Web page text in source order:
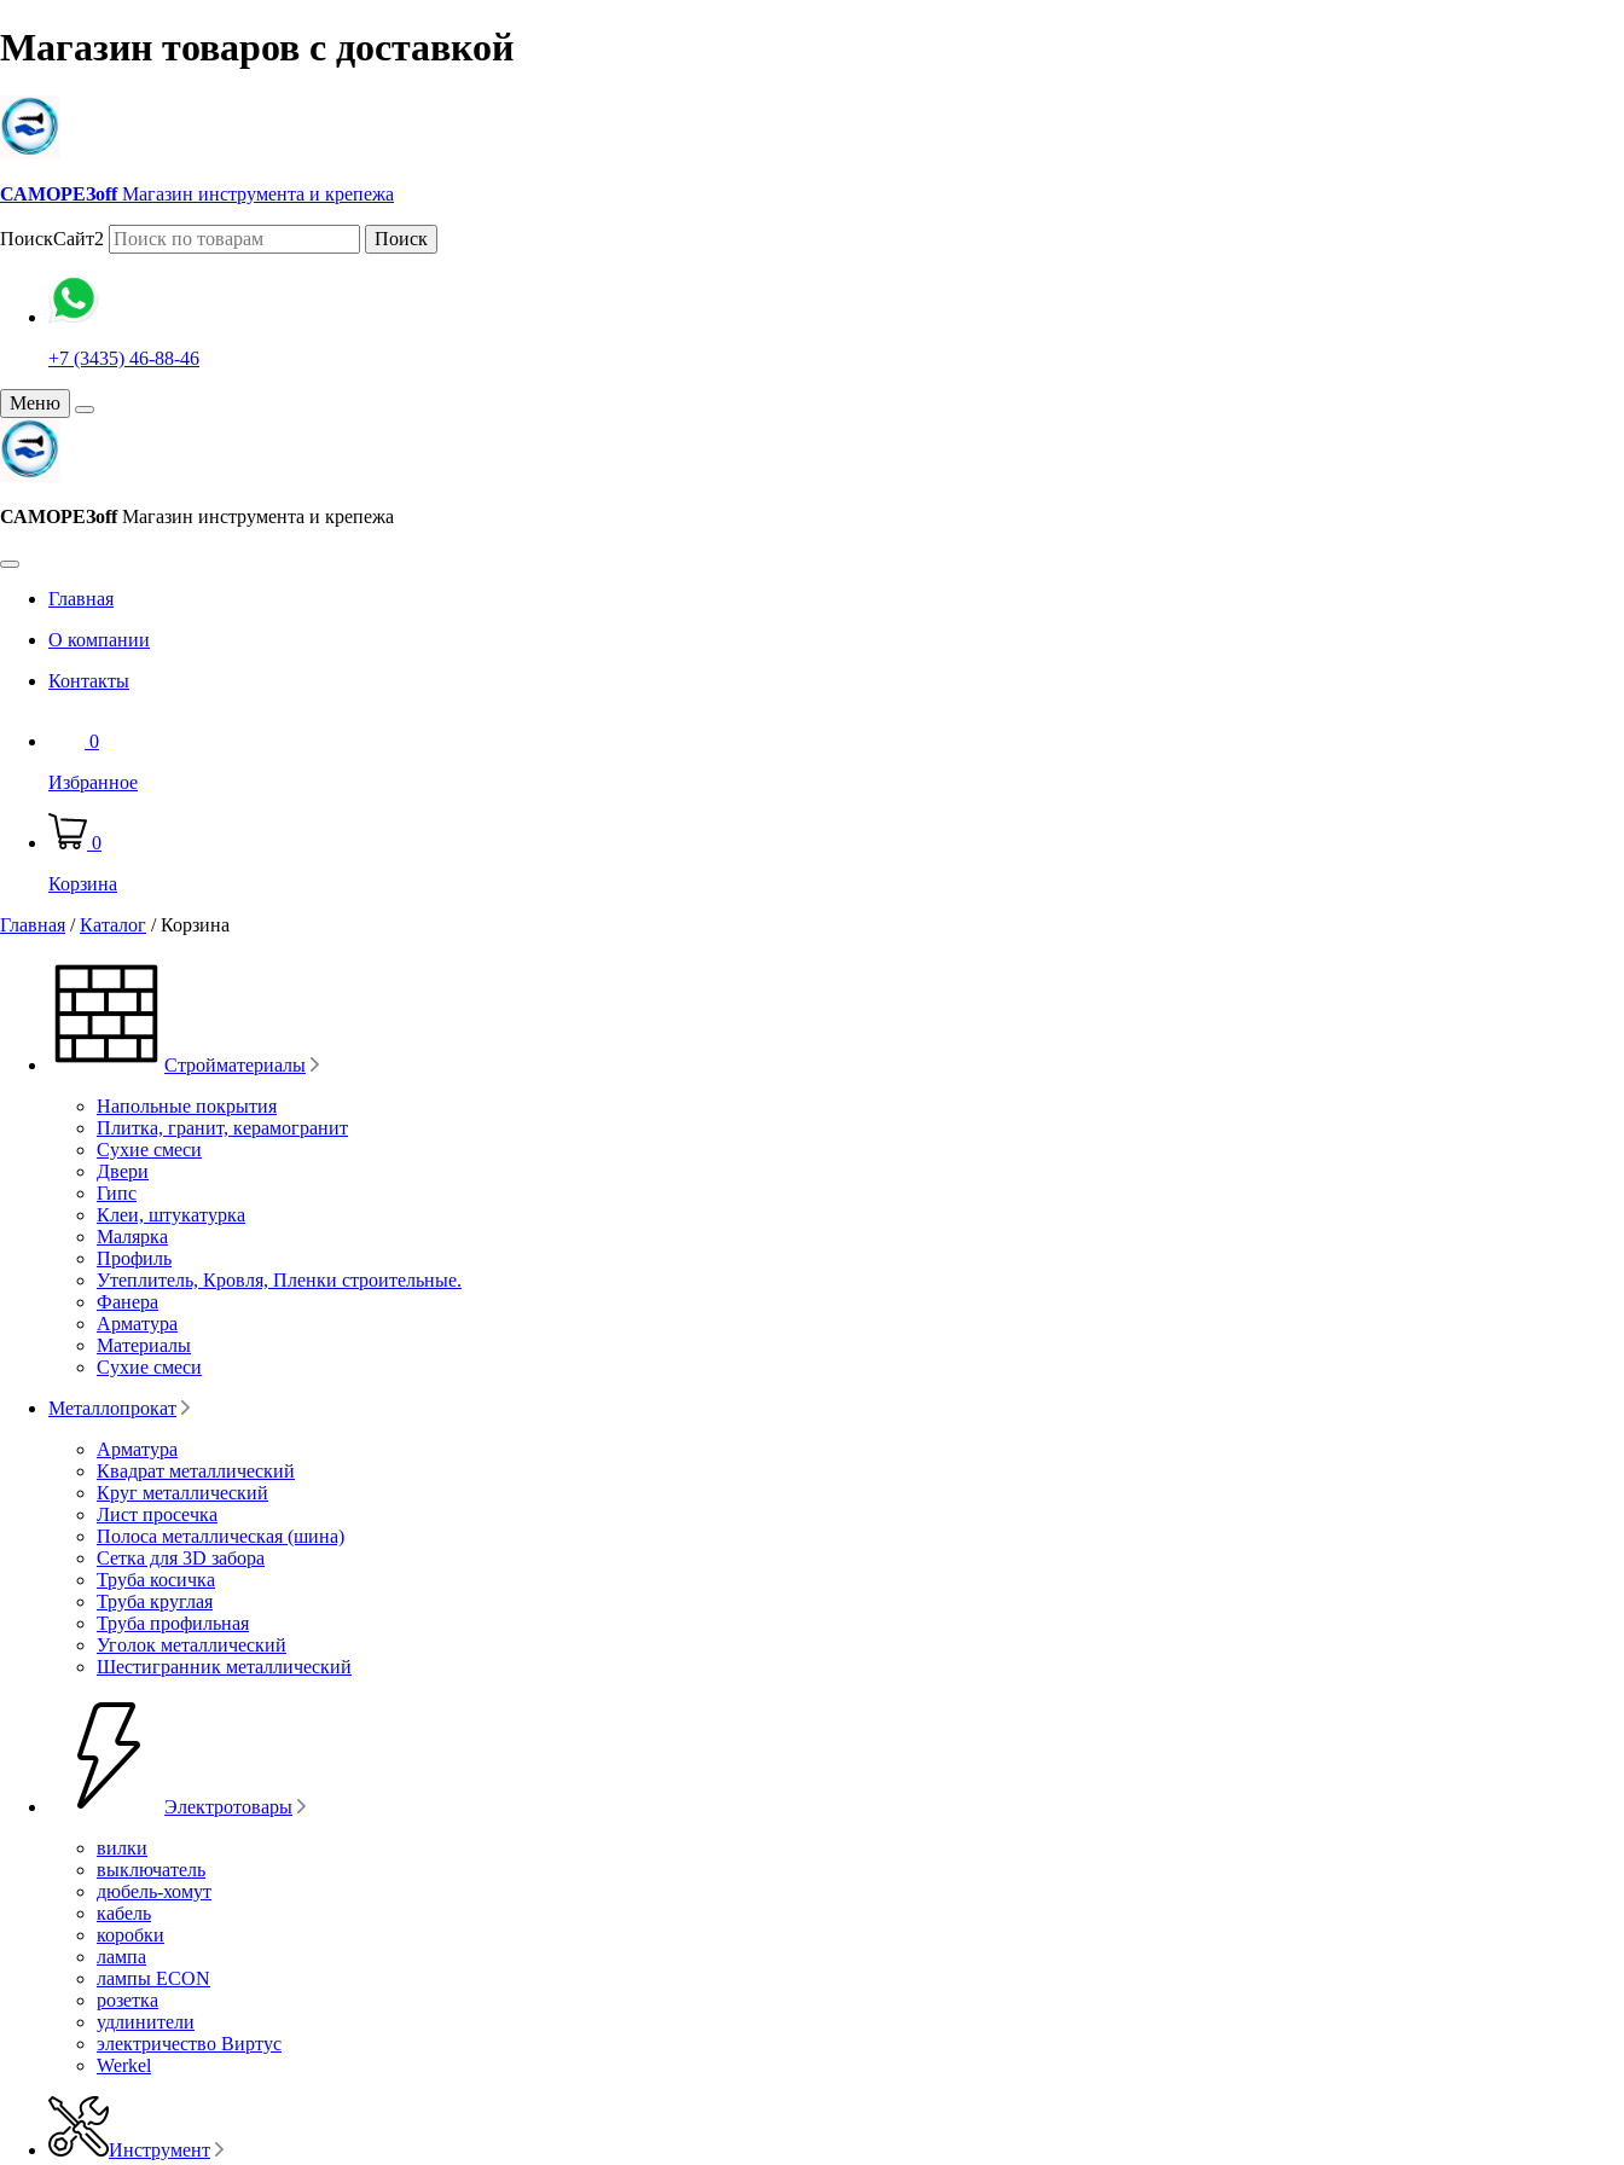
Магазин товаров с доставкой
САМОРЕЗoff Магазин инструмента и крепежа
ПоискСайт2 Поиск
+7 (3435) 46-88-46
Меню
САМОРЕЗoff Магазин инструмента и крепежа
Главная
О компании
Контакты
0
Избранное
0
Корзина
Главная /Каталог /Корзина
Стройматериалы
Напольные покрытия
Плитка, гранит, керамогранит
Сухие смеси
Двери
Гипс
Клеи, штукатурка
Малярка
Профиль
Утеплитель, Кровля, Пленки строительные.
Фанера
Арматура
Материалы
Сухие смеси
Металлопрокат
Арматура
Квадрат металлический
Круг металлический
Лист просечка
Полоса металлическая (шина)
Сетка для 3D забора
Труба косичка
Труба круглая
Труба профильная
Уголок металлический
Шестигранник металлический
Электротовары
вилки
выключатель
дюбель-хомут
кабель
коробки
лампа
лампы ECON
розетка
удлинители
электричество Виртус
Werkel
Инструмент